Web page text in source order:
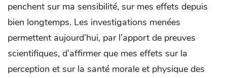
penchent sur ma sensibilité, sur mes effets depuis
bien longtemps. Les investigations menées
permettent aujourd’hui, par l’apport de preuves
scientifiques, d’affirmer que mes effets sur la
perception et sur la santé morale et physique des